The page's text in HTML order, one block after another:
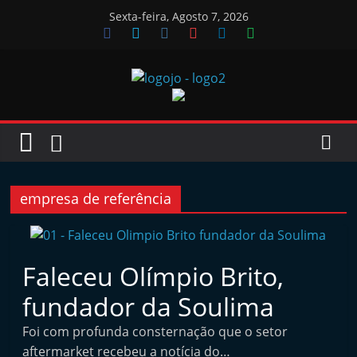
Sexta-feira, Agosto 7, 2026
Jornal
Oficinas
J
r
n
l
empresa de referência
Faleceu Olímpio Brito,
fundador da Soulima
Foi com profunda consternação que o setor
aftermarket recebeu a notícia do…